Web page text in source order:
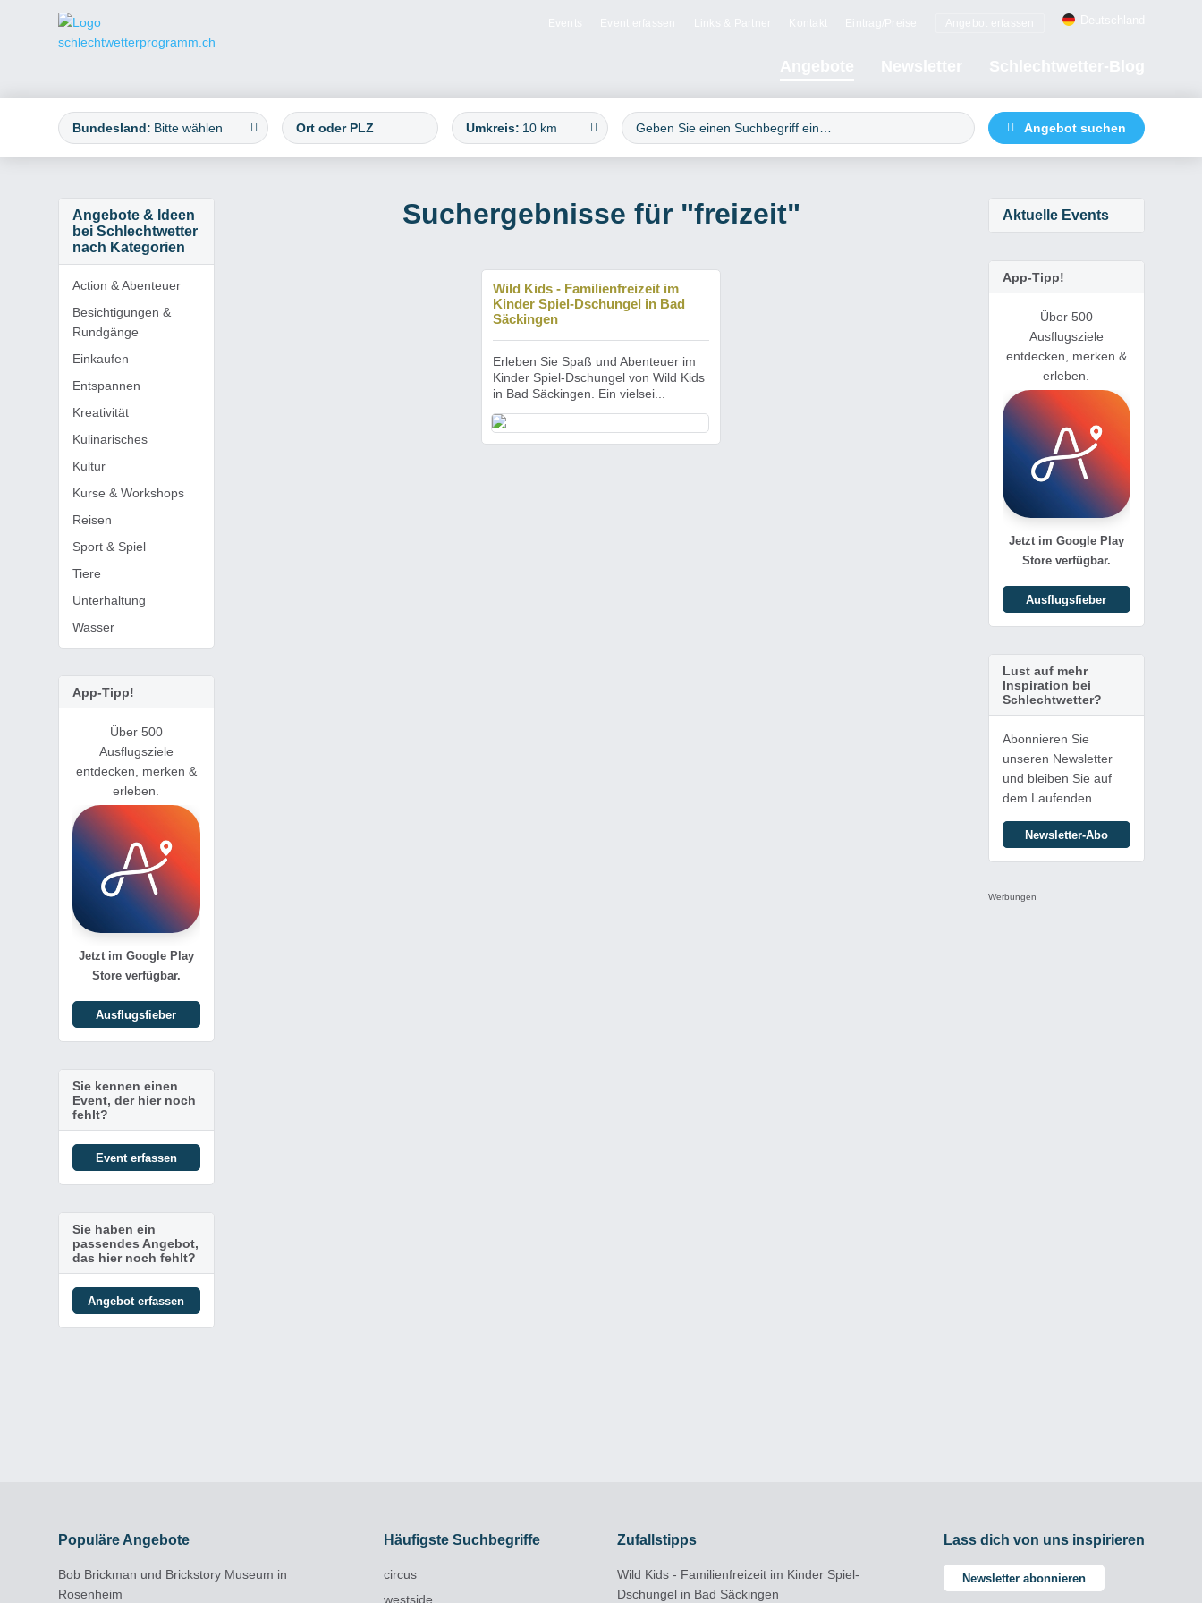
Bundesland: Bitte wählen Umkreis: 10 km
Angebote & Ideen
bei Schlechtwetter
nach Kategorien
Action & Abenteuer
Besichtigungen &
Rundgänge
Einkaufen
Entspannen
Kreativität
Kulinarisches
Kultur
Kurse & Workshops
Reisen
Sport & Spiel
Tiere
Unterhaltung
Wasser
App-Tipp!
Über 500
Ausflugsziele
entdecken, merken &
erleben.
Jetzt im Google Play
Store verfügbar.
Ausflugsfieber
Sie kennen einen
Event, der hier noch
fehlt?
Event erfassen
Sie haben ein
passendes Angebot,
das hier noch fehlt?
Angebot erfassen
Suchergebnisse für "freizeit"
Wild Kids - Familienfreizeit im
Kinder Spiel-Dschungel in Bad
Säckingen
Erleben Sie Spaß und Abenteuer im
Kinder Spiel-Dschungel von Wild Kids
in Bad Säckingen. Ein vielsei...
Aktuelle Events
App-Tipp!
Über 500
Ausflugsziele
entdecken, merken &
erleben.
Jetzt im Google Play
Store verfügbar.
Ausflugsfieber
Lust auf mehr
Inspiration bei
Schlechtwetter?
Abonnieren Sie
unseren Newsletter
und bleiben Sie auf
dem Laufenden.
Newsletter-Abo
Werbungen
Populäre Angebote
Bob Brickman und Brickstory Museum in
Rosenheim
Häufigste Suchbegriffe
circus
westside
Zufallstipps
Wild Kids - Familienfreizeit im Kinder Spiel-
Dschungel in Bad Säckingen
Lass dich von uns inspirieren
Newsletter abonnieren